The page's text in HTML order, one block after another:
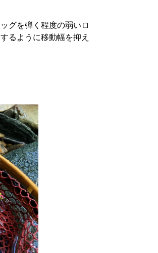
グを弾く程度の弱いロ
るように移動幅を抑え